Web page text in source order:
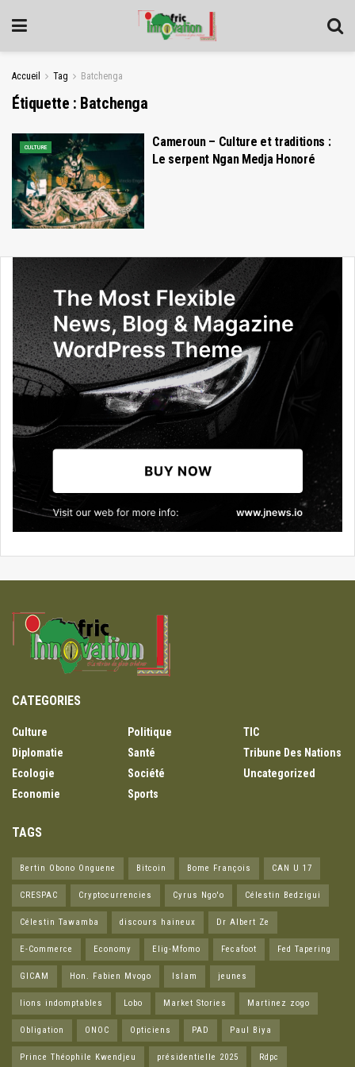
Accueil Tag Batchenga
Étiquette : Batchenga
CULTURE
Cameroun – Culture et traditions :
Le serpent Ngan Medja Honoré
CATEGORIES
Culture
Diplomatie
Ecologie
Economie
Politique
Santé
Société
Sports
TIC
Tribune Des Nations
Uncategorized
TAGS
Bertin Obono Onguene Bitcoin Bome François CAN U 17
CRESPAC Cryptocurrencies Cyrus Ngo'o Célestin Bedzigui
Célestin Tawamba discours haineux Dr Albert Ze
E-Commerce Economy Elig-Mfomo Fecafoot Fed Tapering
GICAM Hon. Fabien Mvogo Islam jeunes
lions indomptables Lobo Market Stories Martinez zogo
Obligation ONOC Opticiens PAD Paul Biya
Prince Théophile Kwendjeu présidentielle 2025 Rdpc